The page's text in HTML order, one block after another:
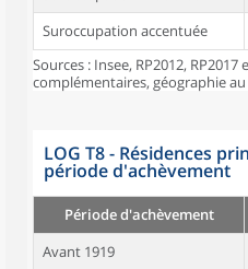
Suroccupation accentuée
Sources : Insee, RP2012,
complémentaires, géographie
LOG T8 - Résidences
période d'achèvement
Période d'achèvement
Avant 1919